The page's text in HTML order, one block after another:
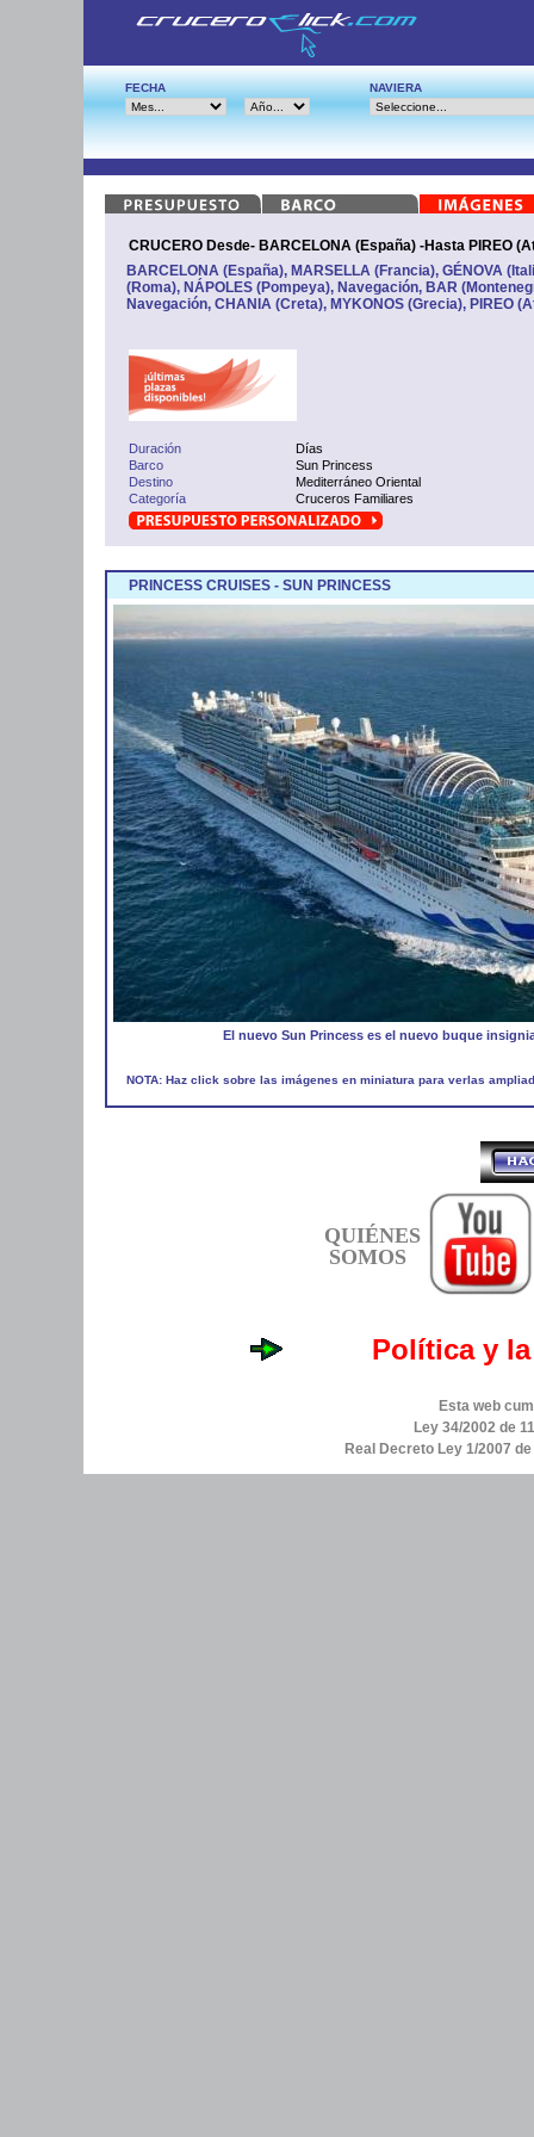
FECHA NAVIERA
CRUCERO Desde- BARCELONA (España) -Hasta PIREO
BARCELONA (España), MARSELLA (Francia), GÉNOVA
(Roma), NÁPOLES (Pompeya), Navegación, BAR
Navegación, CHANIA (Creta), MYKONOS (Grecia), PIREO
Duración
Días
Barco
Sun Princess
Destino
Mediterráneo Oriental
Categoría
Cruceros Familiares
PRINCESS CRUISES - SUN PRINCESS
El nuevo Sun Princess es el nuevo buque
NOTA: Haz click sobre las imágenes en miniatura para verlas
QUIÉNES
SOMOS
Política y
Esta web
Ley 34/2002 de
Real Decreto Ley 1/2007